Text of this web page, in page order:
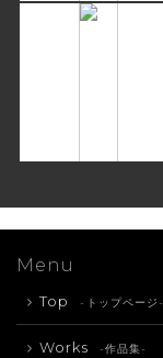
Menu
Top -トップページ-
Works -作品集-